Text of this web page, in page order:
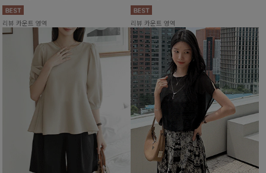
리뷰 카운트 영역 리뷰 카운트 영역